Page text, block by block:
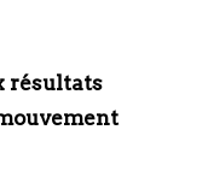
résultats